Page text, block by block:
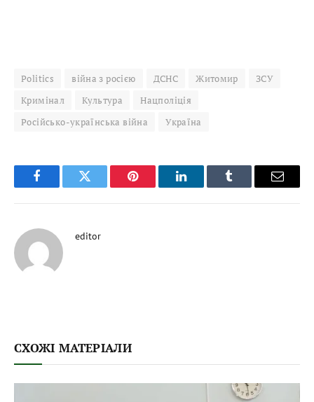
Politics війна з росією ДСНС Житомир
ЗСУ
Кримінал
Культура
Нацполіція
Російсько-українська війна
Україна
FacebookTwitter Pinterest LinkedInTumblr Email
editor
СХОЖІ МАТЕРІАЛИ